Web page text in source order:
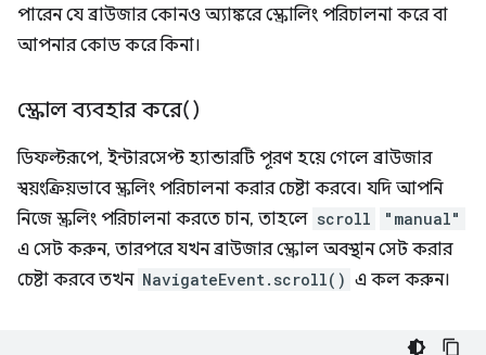
পারেন যে ব্রাউজার কোনও অ্যাঙ্করে স্ক্রোলিং পরিচালনা করে বা
আপনার কোড করে কিনা।
স্ক্রোল ব্যবহার করে()
ডিফল্টরূপে, ইন্টারসেপ্ট হ্যান্ডারটি পূরণ হয়ে গেলে ব্রাউজার
স্বয়ংক্রিয়ভাবে স্ক্রলিং পরিচালনা করার চেষ্টা করবে। যদি আপনি
নিজে স্ক্রলিং পরিচালনা করতে চান, তাহলে scroll "manual"
এ সেট করুন, তারপরে যখন ব্রাউজার স্ক্রোল অবস্থান সেট করার
চেষ্টা করবে তখন NavigateEvent.scroll() এ কল করুন।